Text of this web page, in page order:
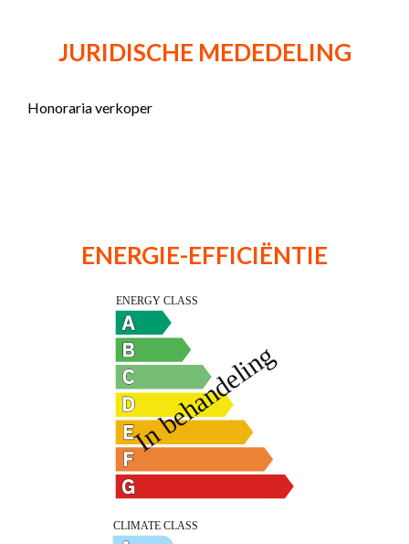
JURIDISCHE MEDEDELING
Honoraria verkoper
ENERGIE-EFFICIËNTIE